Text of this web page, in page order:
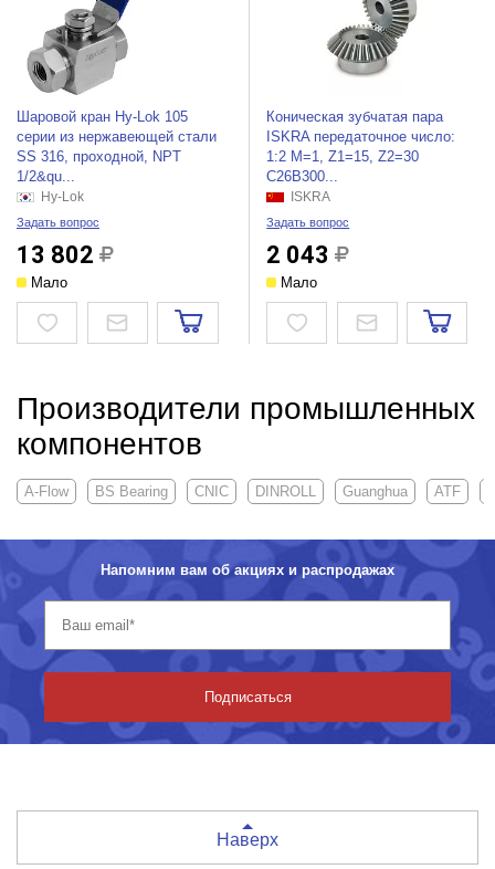
Шаровой кран Hy-Lok 105
серии из нержавеющей стали
SS 316, проходной, NPT
1/2&qu...
Hy-Lok
Задать вопрос
13 802
Мало
Коническая зубчатая пара
ISKRA передаточное число:
1:2 M=1, Z1=15, Z2=30
C26B300...
ISKRA
Задать вопрос
2 043
Мало
Производители промышленных
компонентов
A-Flow BS Bearing CNIC DINROLL Guanghua ATF
Напомним вам об акциях и распродажах
Подписаться
Наверх